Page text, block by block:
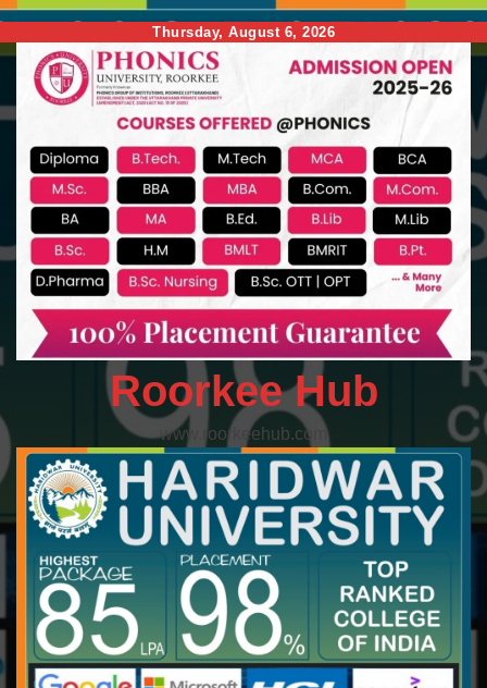
to
content
Thursday, August 6, 2026
Roorkee Hub
www.roorkeehub.com